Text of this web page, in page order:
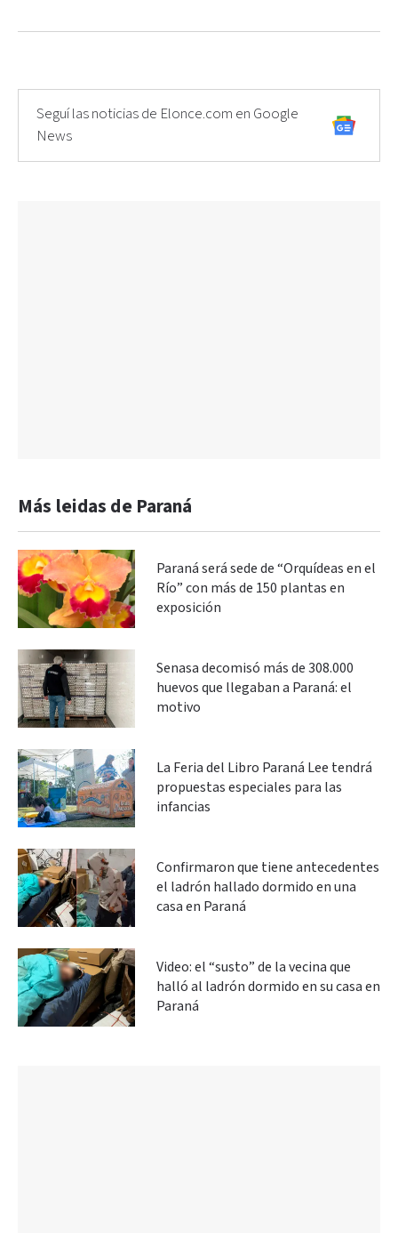
Seguí las noticias de Elonce.com en Google
News
Más leidas de Paraná
Paraná será sede de “Orquídeas en el
Río” con más de 150 plantas en
exposición
Senasa decomisó más de 308.000
huevos que llegaban a Paraná: el
motivo
La Feria del Libro Paraná Lee tendrá
propuestas especiales para las
infancias
Confirmaron que tiene antecedentes
el ladrón hallado dormido en una
casa en Paraná
Video: el “susto” de la vecina que
halló al ladrón dormido en su casa en
Paraná